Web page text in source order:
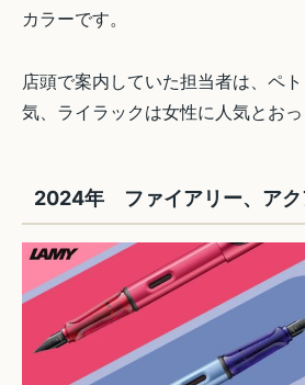
カラーです。
店頭で案内していた担当者は、ペ
気、ライラックは女性に人気とおっ
2024年 ファイアリー、アク